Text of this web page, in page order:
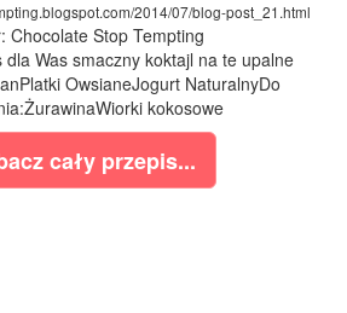
2014/07/blog-post_21.html
Chocolate Stop Tempting
Was smaczny koktajl na te upalne
OwsianeJogurt NaturalnyDo
kokosowe
cały przepis...